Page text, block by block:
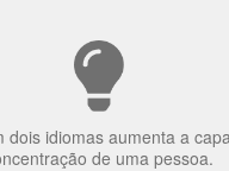
dois idiomas aumenta a
de uma pessoa.